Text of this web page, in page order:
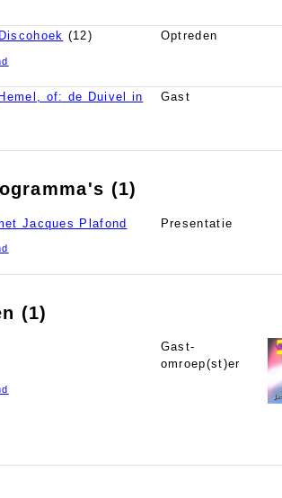
(12) Optreden
of: de Duivel in
Gast
(1)
Jacques Plafond Presentatie
(1)
Gast-
omroep(st)er